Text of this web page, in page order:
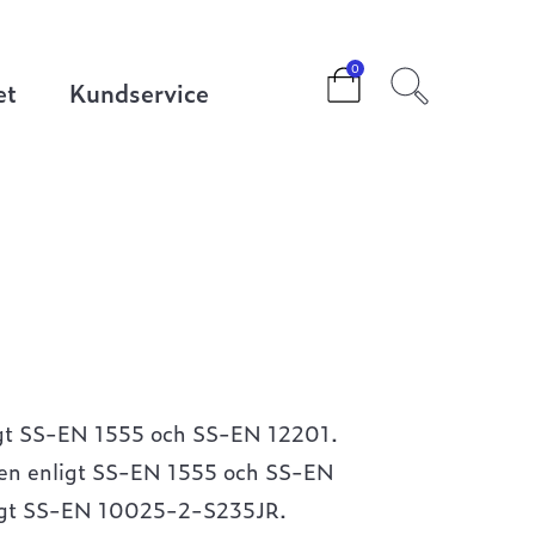
0
Kundservice
EN 1555 och SS-EN 12201.
enligt SS-EN 1555 och SS-EN
SS-EN 10025-2-S235JR.